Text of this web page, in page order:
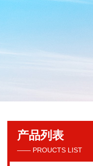
贝克曼库尔特国际贸易（上
产品列表
—— PROUCTS LIST